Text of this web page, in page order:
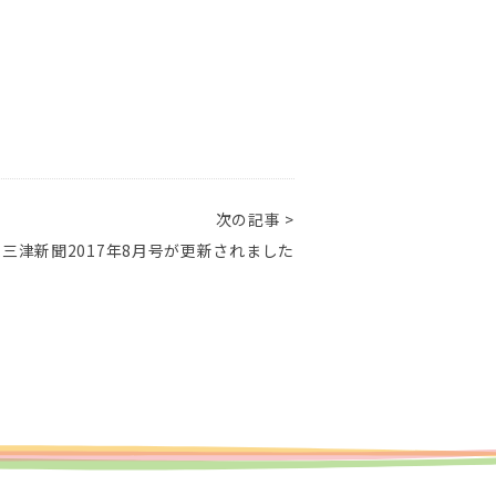
次の記事 >
津新聞2017年8月号が更新されました